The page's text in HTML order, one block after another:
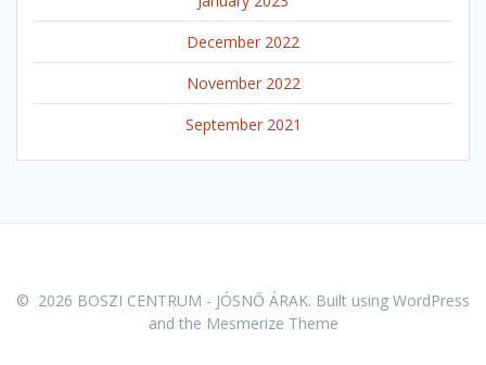
December 2022
November 2022
September 2021
© 2026 BOSZI CENTRUM - JÓSNŐ ÁRAK. Built using WordPress
and the Mesmerize Theme